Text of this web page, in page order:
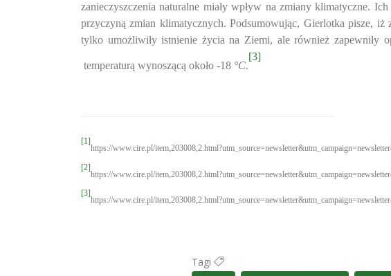
zanieczyszczenia naturalne miały wpływ na zmiany klimatyczne.
przyczyną zmian klimatycznych. Podsumowując, Gierlotka pisze,
tylko umożliwiły istnienie życia na Ziemi, ale również zapewniły
temperaturą wynoszącą około -18 °C.
[3]
[1]
https://www.cire.pl/
[2]
https://www.cire.pl/
[3]
https://www.cire.pl/
Tagi